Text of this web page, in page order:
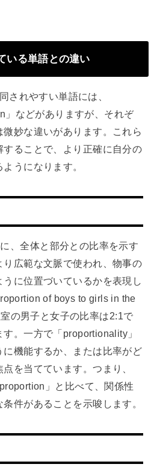
る単語との違い
されやすい単語には、
」などがありますが、それぞ
妙な違いがあります。これら
ることで、より正確に自分の
うになります。
、全体と部分との比率を示す
広範な文脈で使われ、物事の
に位置づいているかを表現し
of boys to girls in the
の男子と女子の比率は2:1で
。一方で「proportionality」
機能するか、または比率がど
を当てています。つまり、
」と比べて、関係性
件があることを示唆します。